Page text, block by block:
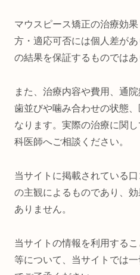
マウスピース矯正の治療効
方・適応可否には個人差が
の結果を保証するものではあ
また、治療内容や費用、通
歯並びや噛み合わせの状態
なります。実際の治療に関
科医師へご相談ください。
当サイトに掲載されている
の主観によるものであり、
ありません。
当サイトの情報を利用する
等について、当サイトでは